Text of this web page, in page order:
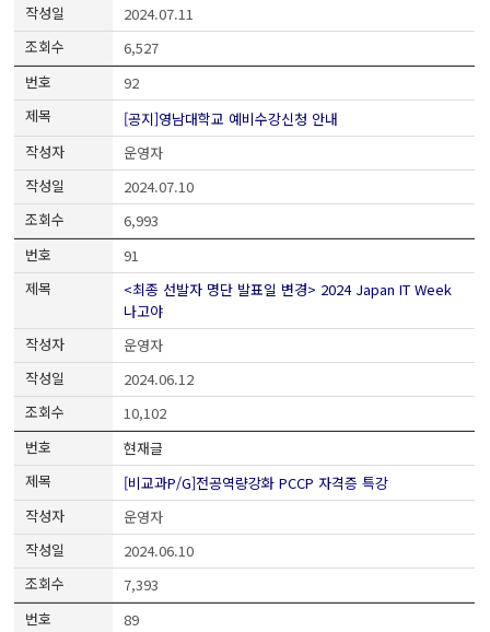
2024.07.11
6,527
92
[공지]영남대학교 예비수강신청 안내
운영자
2024.07.10
6,993
91
<최종 선발자 명단 발표일 변경> 2024 Japan IT Week
나고야
운영자
2024.06.12
10,102
현재글
[비교과P/G]전공역량강화 PCCP 자격증 특강
운영자
2024.06.10
7,393
89